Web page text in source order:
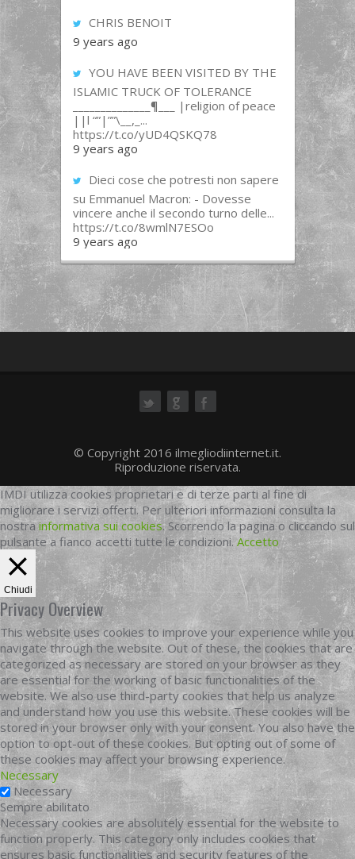
CHRIS BENOIT
9 years ago
YOU HAVE BEEN VISITED BY THE
ISLAMIC TRUCK OF TOLERANCE
______________¶___ |religion of peace
||l “”|””\__,_...
https://t.co/yUD4QSKQ78
9 years ago
Dieci cose che potresti non sapere
su Emmanuel Macron: - Dovesse
vincere anche il secondo turno delle...
https://t.co/8wmlN7ESOo
9 years ago
© Copyright 2016 ilmegliodiinternet.it.
Riproduzione riservata.
IMDI utilizza cookies proprietari e di terze parti al fine di
migliorare i servizi offerti. Per ulteriori informazioni consulta la
nostrainformativa sui cookies. Scorrendo la pagina o cliccando sul
pulsante a fianco accetti tutte le condizioni.Accetto
Chiudi
Privacy Overview
This website uses cookies to improve your experience while you
navigate through the website. Out of these, the cookies that are
categorized as necessary are stored on your browser as they
are essential for the working of basic functionalities of the
website. We also use third-party cookies that help us analyze
and understand how you use this website. These cookies will be
stored in your browser only with your consent. You also have the
option to opt-out of these cookies. But opting out of some of
these cookies may affect your browsing experience.
Necessary
Necessary
Sempre abilitato
Necessary cookies are absolutely essential for the website to
function properly. This category only includes cookies that
ensures basic functionalities and security features of the